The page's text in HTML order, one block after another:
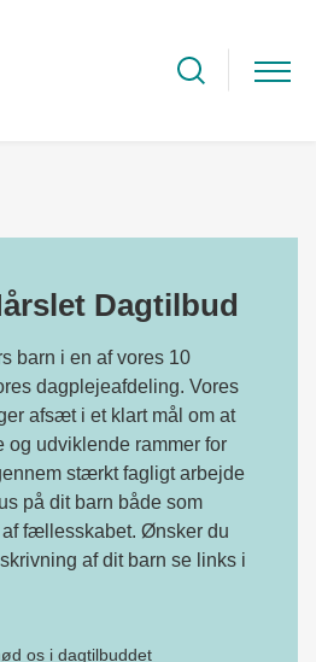
Dagtilbud
barn i en af vores 10
dagplejeafdeling. Vores
afsæt i et klart mål om at
og udviklende rammer for
stærkt fagligt arbejde
på dit barn både som
fællesskabet. Ønsker du
af dit barn se links i
os i dagtilbuddet